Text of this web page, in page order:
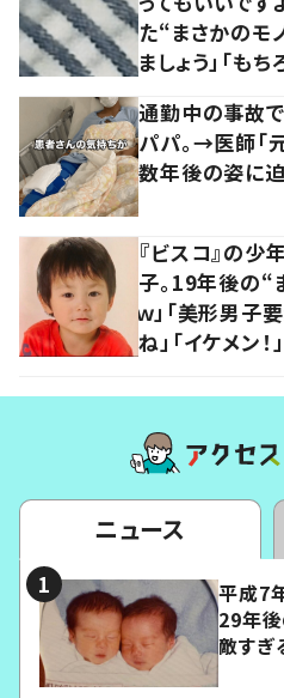
た“まさかのモ
ましょう」「もち
通勤中の事故
パパ。→医師「
数年後の姿に
『ビスコ』の
子。19年後の“
ｗ」「美形男子
ね」「イケメン！」
ニュース
平成7
29年後
敵すぎ